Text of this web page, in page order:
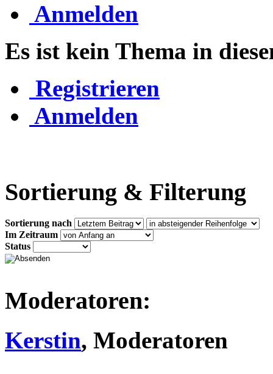
Anmelden
Es ist kein Thema in
Registrieren
Anmelden
Sortierung & Filterung
Sortierung nach
Im Zeitraum
Status
Moderatoren:
Kerstin, Moderatoren